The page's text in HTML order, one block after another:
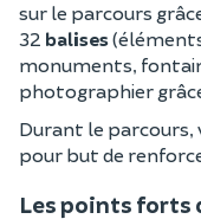
sur le parcours
32 balises
monuments,
photographier
Durant le parcours,
pour but de
Les points forts